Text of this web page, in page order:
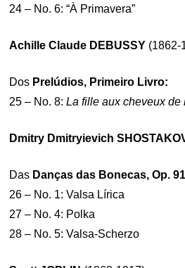
24 – No. 6: “À Primavera”
Achille Claude DEBUSSY (1862-
Dos Prelúdios, Primeiro Livro:
25 – No. 8:La fille aux cheveux de
Dmitry Dmitryievich
Das Danças das Bonecas, Op.
26 – No. 1: Valsa Lírica
27 – No. 4: Polka
28 – No. 5: Valsa-Scherzo